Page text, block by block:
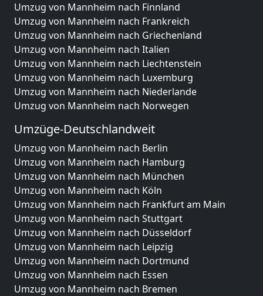
Umzug von Mannheim nach Finnland
Umzug von Mannheim nach Frankreich
Umzug von Mannheim nach Griechenland
Umzug von Mannheim nach Italien
Umzug von Mannheim nach Liechtenstein
Umzug von Mannheim nach Luxemburg
Umzug von Mannheim nach Niederlande
Umzug von Mannheim nach Norwegen
Umzüge-Deutschlandweit
Umzug von Mannheim nach Berlin
Umzug von Mannheim nach Hamburg
Umzug von Mannheim nach München
Umzug von Mannheim nach Köln
Umzug von Mannheim nach Frankfurt am Main
Umzug von Mannheim nach Stuttgart
Umzug von Mannheim nach Düsseldorf
Umzug von Mannheim nach Leipzig
Umzug von Mannheim nach Dortmund
Umzug von Mannheim nach Essen
Umzug von Mannheim nach Bremen